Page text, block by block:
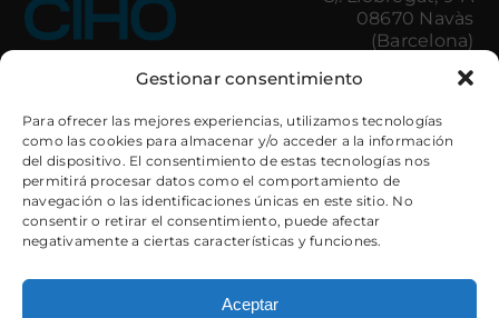
Gestionar consentimiento
Para ofrecer las mejores experiencias, utilizamos tecnologías
como las cookies para almacenar y/o acceder a la información
del dispositivo. El consentimiento de estas tecnologías nos
permitirá procesar datos como el comportamiento de
navegación o las identificaciones únicas en este sitio. No
consentir o retirar el consentimiento, puede afectar
negativamente a ciertas características y funciones.
Aceptar
Iluminación
Amenities
Cocinas Hostelería
Lavandería
Baños
Textil Decorativo
Textil Hotel
Control de Accesos
Minibares
Cajas de Seguridad
Electrodomésticos
Mobiliario
Taquillas y
08670 Navàs
(Barcelona)